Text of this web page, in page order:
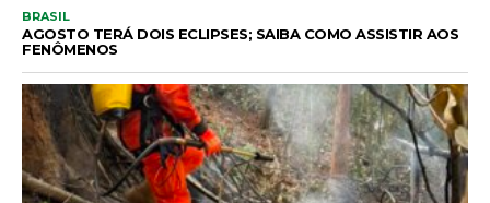
BRASIL
AGOSTO TERÁ DOIS ECLIPSES; SAIBA COMO ASSISTIR AOS
FENÔMENOS